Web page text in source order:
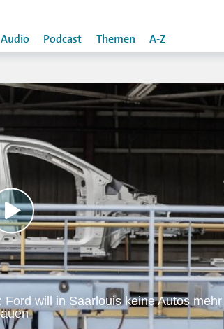
Audio Podcast Themen A-Z
will in Saarlouis keine Autos mehr